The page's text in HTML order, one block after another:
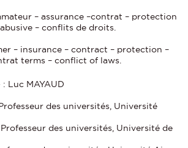
– assurance –contrat – protection
– conflits de droits.
– insurance – contract – protection –
terms – conflict of laws.
: Luc MAYAUD
des universités, Université
des universités, Université de